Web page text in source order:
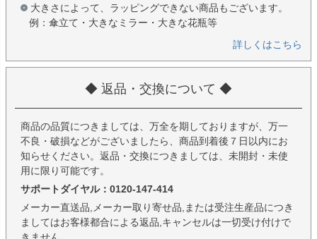
大きさによって、ラッピングできない商品もございます。
例：傘立て・大きなミラー・大きな花瓶等
詳しくはこちら
◆ 返品・交換について ◆
商品の品質につきましては、万全を期しておりますが、万一
不良・破損などがございましたら、商品到着後７日以内にお
知らせください。返品・交換につきましては、未開封・未使
用に限り可能です。
サポートダイヤル：0120-147-414
メーカー直送品,メーカー取り寄せ品,または受注生産品につき
ましてはお客様都合による返品,キャンセルは一切受け付けで